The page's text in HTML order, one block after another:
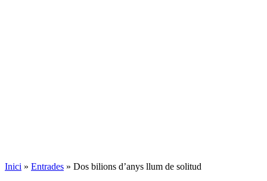
Inici » Entrades » Dos bilions d’anys llum de solitud